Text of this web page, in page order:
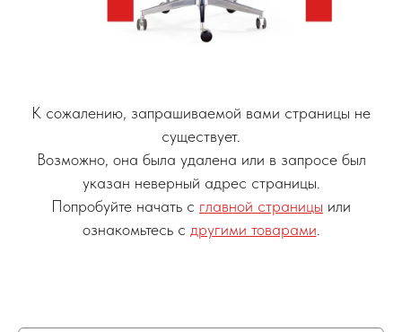
К сожалению, запрашиваемой вами страницы не
существует.
Возможно, она была удалена или в запросе был
указан неверный адрес страницы.
Попробуйте начать с главной страницы или
ознакомьтесь с другими товарами